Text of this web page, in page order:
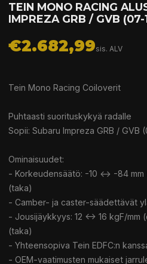
TEIN MONO RACING
IMPREZA GRB / GVB (07-
€2.682,99sis. ALV
Tein Mono Racing Coiloverit
Puhtaasti suorituskykyä radalle
Sopii: Subaru Impreza GRB / GVB
Ominaisuudet:
- Korkeudensäätö: -10 <-> -84 mm
(taka)
- Camber- ja caster-säädettävät
- Jousijäykkyys: 12 <-> 16 kgF/mm
(taka)
- Yhteensopiva Tein EDFC:n
- OEM-vaatimusten mukaiset